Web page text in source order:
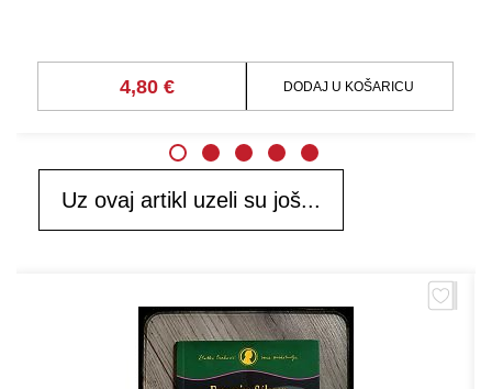
4,80 € DODAJ U KOŠARICU
Uz ovaj artikl uzeli su još...